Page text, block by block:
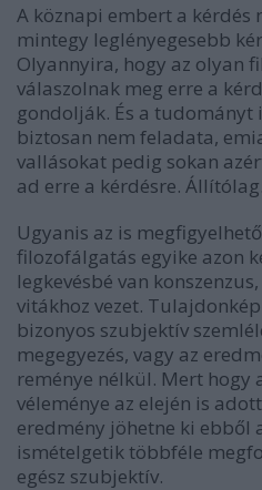
A köznapi embert a kérdés
mintegy leglényegesebb
Olyannyira, hogy az olyan
válaszolnak meg erre a
gondolják. És a tudományt
biztosan nem feladata,
vallásokat pedig sokan
ad erre a kérdésre.
Ugyanis az is
filozofálgatás egyike azon
legkevésbé van
vitákhoz vezet.
bizonyos szubjektív
megegyezés, vagy az
reménye nélkül. Mert hogy
véleménye az elején is
eredmény jöhetne ki ebből
ismételgetik többféle
egész szubjektív.